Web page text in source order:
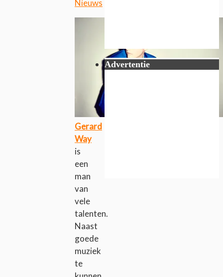
Nieuws
Gerard
Way
is
een
man
van
vele
talenten.
Naast
goede
muziek
te
Advertentie